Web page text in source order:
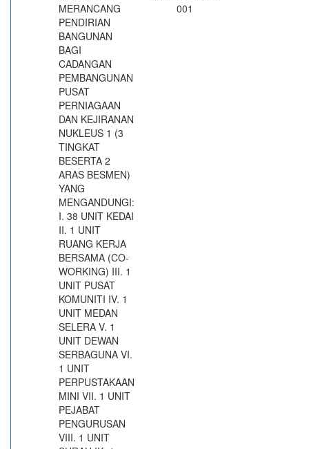
MERANCANG
PENDIRIAN
BANGUNAN
BAGI
CADANGAN
PEMBANGUNAN
PUSAT
PERNIAGAAN
DAN KEJIRANAN
NUKLEUS 1 (3
TINGKAT
BESERTA 2
ARAS BESMEN)
YANG
MENGANDUNGI:
I. 38 UNIT KEDAI
II. 1 UNIT
RUANG KERJA
BERSAMA (CO-
WORKING) III. 1
UNIT PUSAT
KOMUNITI IV. 1
UNIT MEDAN
SELERA V. 1
UNIT DEWAN
SERBAGUNA VI.
1 UNIT
PERPUSTAKAAN
MINI VII. 1 UNIT
PEJABAT
PENGURUSAN
VIII. 1 UNIT
001